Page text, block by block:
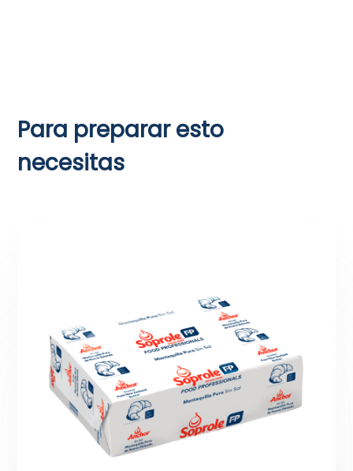
Para preparar esto
necesitas